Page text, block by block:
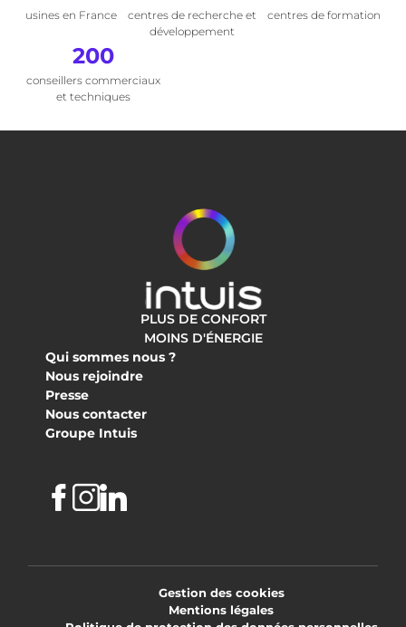
usines en France
centres de recherche et
développement
centres de formation
200
conseillers commerciaux
et techniques
PLUS DE CONFORT
MOINS D'ÉNERGIE
Qui sommes nous ?
Nous rejoindre
Presse
Nous contacter
Groupe Intuis
Facebook
Instagram
Linkedin
Gestion des cookies
Mentions légales